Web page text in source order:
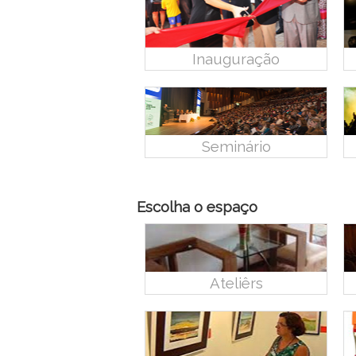
Inauguração
Seminário
Escolha o espaço
Ateliêrs